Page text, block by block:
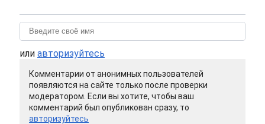
или авторизуйтесь
Комментарии от анонимных пользователей
появляются на сайте только после проверки
модератором. Если вы хотите, чтобы ваш
комментарий был опубликован сразу, то
авторизуйтесь